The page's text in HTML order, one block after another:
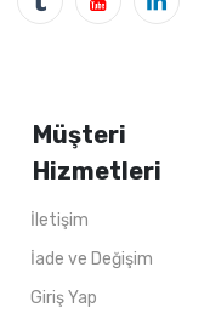
Müşteri
Hizmetleri
İletişim
İade ve Değişim
Giriş Yap